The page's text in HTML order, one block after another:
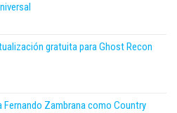
gratuita para Ghost Recon
Fernando Zambrana como Country